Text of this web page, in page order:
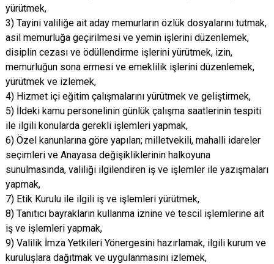
yürütmek,
3) Tayini valiliğe ait aday memurların özlük dosyalarını tutmak,
asil memurluğa geçirilmesi ve yemin işlerini düzenlemek,
disiplin cezası ve ödüllendirme işlerini yürütmek, izin,
memurluğun sona ermesi ve emeklilik işlerini düzenlemek,
yürütmek ve izlemek,
4) Hizmet içi eğitim çalışmalarını yürütmek ve geliştirmek,
5) İldeki kamu personelinin günlük çalışma saatlerinin tespiti
ile ilgili konularda gerekli işlemleri yapmak,
6) Özel kanunlarına göre yapılan; milletvekili, mahalli idareler
seçimleri ve Anayasa değişikliklerinin halkoyuna
sunulmasında, valiliği ilgilendiren iş ve işlemler ile yazışmaları
yapmak,
7) Etik Kurulu ile ilgili iş ve işlemleri yürütmek,
8) Tanıtıcı bayrakların kullanma iznine ve tescil işlemlerine ait
iş ve işlemleri yapmak,
9) Valilik İmza Yetkileri Yönergesini hazırlamak, ilgili kurum ve
kuruluşlara dağıtmak ve uygulanmasını izlemek,